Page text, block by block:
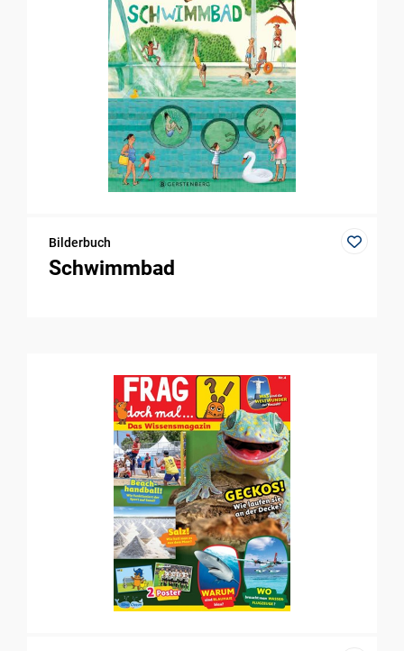
Bilderbuch
Schwimmbad